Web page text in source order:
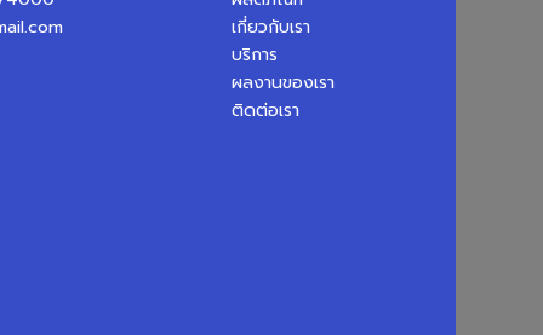
เกี่ยวกับเรา
บริการ
ผลงานของเรา
ติดต่อเรา